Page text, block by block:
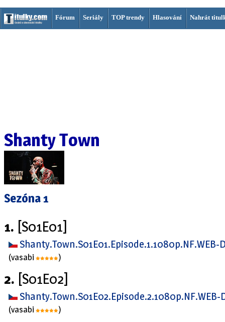
Fórum Seriály TOP trendy Hlasování Nahrát
Shanty Town
Sezóna 1
1. [S01E01]
Shanty.Town.S01E01.Episode.1.1080p.NF.WEB-
(vasabi )
2. [S01E02]
(vasabi )